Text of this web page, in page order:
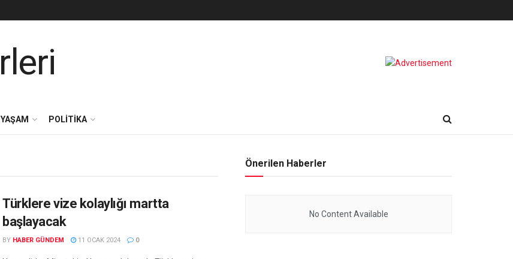
YAŞAM POLITIKA
Türklere vize kolaylığı martta
başlayacak
BY HABER GÜNDEM 11 OCAK 2024 0
Önerilen Haberler
No Content Available